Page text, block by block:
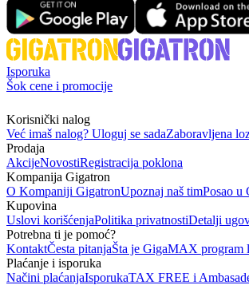
Isporuka
Šok cene i promocije
Korisnički nalog
Već imaš nalog? Uloguj se sadaZaboravljena
Prodaja
AkcijeNovostiRegistracija poklona
Kompanija Gigatron
O Kompaniji GigatronUpoznaj naš timPosao u
Kupovina
Uslovi korišćenjaPolitika privatnostiDetalji
Potrebna ti je pomoć?
KontaktČesta pitanjaŠta je GigaMAX program
Plaćanje i isporuka
Načini plaćanjaIsporukaTAX FREE i